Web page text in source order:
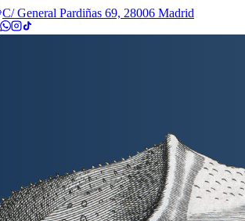
C/ General Pardiñas 69, 28006 Madrid